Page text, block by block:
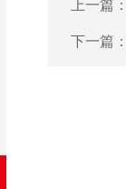
上一篇
下一篇